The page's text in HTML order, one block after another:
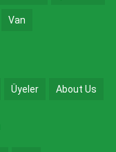
Van
Üyeler About Us